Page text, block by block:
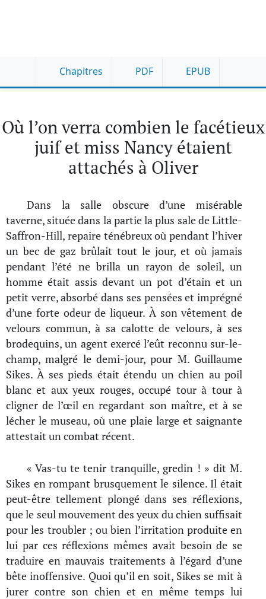
Chapitres PDF EPUB
Où l’on verra combien le facétieux
juif et miss Nancy étaient
attachés à Oliver
Dans la salle obscure d’une misérable
taverne, située dans la partie la plus sale de Little-
Saffron-Hill, repaire ténébreux où pendant l’hiver
un bec de gaz brûlait tout le jour, et où jamais
pendant l’été ne brilla un rayon de soleil, un
homme était assis devant un pot d’étain et un
petit verre, absorbé dans ses pensées et imprégné
d’une forte odeur de liqueur. À son vêtement de
velours commun, à sa calotte de velours, à ses
brodequins, un agent exercé l’eût reconnu sur-le-
champ, malgré le demi-jour, pour M. Guillaume
Sikes. À ses pieds était étendu un chien au poil
blanc et aux yeux rouges, occupé tour à tour à
cligner de l’œil en regardant son maître, et à se
lécher le museau, où une plaie large et saignante
attestait un combat récent.
« Vas-tu te tenir tranquille, gredin ! » dit M.
Sikes en rompant brusquement le silence. Il était
peut-être tellement plongé dans ses réflexions,
que le seul mouvement des yeux du chien suffisait
pour les troubler ; ou bien l’irritation produite en
lui par ces réflexions mêmes avait besoin de se
traduire en mauvais traitements à l’égard d’une
bête inoffensive. Quoi qu’il en soit, Sikes se mit à
jurer contre son chien et en même temps lui